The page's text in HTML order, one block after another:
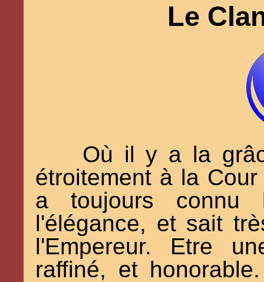
Le
Où il y a la
étroitement à la
a toujours connu
l'élégance, et sait
l'Empereur. Etre
raffiné, et